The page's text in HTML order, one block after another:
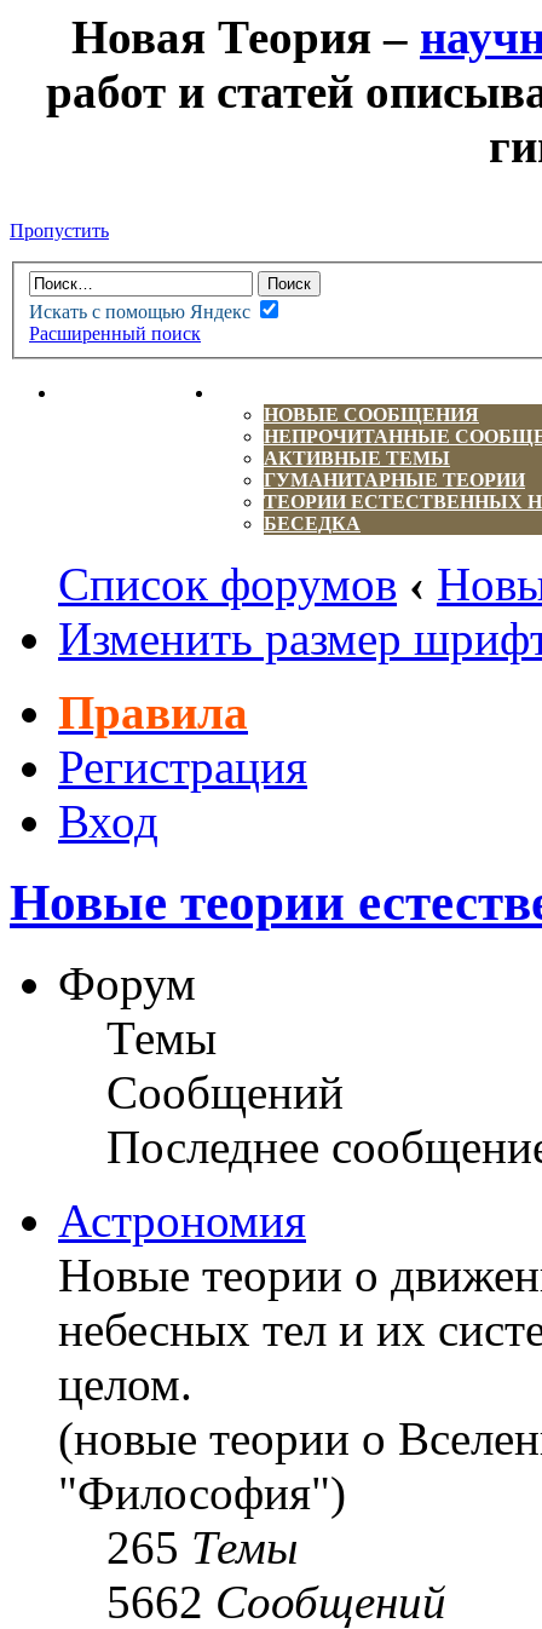
Новая Теория –
работ и статей
Пропустить
Искать с помощью Яндекс
Расширенный поиск
НОВАЯ ТЕОРИЯ
НОВЫЕ СООБЩЕНИЯ
НЕПРОЧИТАННЫЕ
АКТИВНЫЕ ТЕМЫ
ГУМАНИТАРНЫЕ ТЕОРИИ
ТЕОРИИ ЕСТЕСТВЕННЫХ
БЕСЕДКА
Список форумов ‹
Изменить размер
Правила
Регистрация
Вход
Новые теории
Форум
Темы
Сообщений
Последнее
Астрономия
Новые теории о
небесных тел и их
целом.
(новые теории о
"Философия")
265 Темы
5662 Сообщений